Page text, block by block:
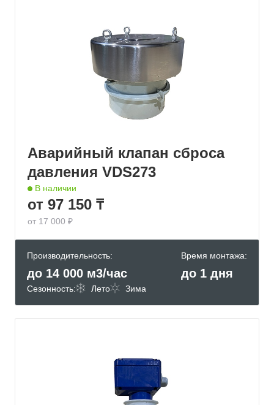
Аварийный клапан сброса
давления VDS273
В наличии
от 97 150 ₸
от 17 000 ₽
Производительность:
до 14 000 м3/час
Время монтажа:
до 1 дня
Сезонность: Лето Зима